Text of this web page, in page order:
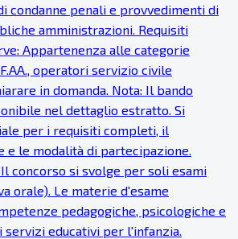
condanne penali e provvedimenti di
amministrazioni. Requisiti
Appartenenza alle categorie
operatori servizio civile
in domanda. Nota: Il bando
nel dettaglio estratto. Si
per i requisiti completi, il
e le modalità di partecipazione.
concorso si svolge per soli esami
orale). Le materie d'esame
pedagogiche, psicologiche e
educativi per l'infanzia.